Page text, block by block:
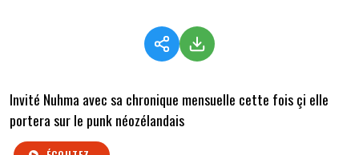
Invité Nuhma avec sa chronique mensuelle cette fois çi elle
portera sur le punk néozélandais